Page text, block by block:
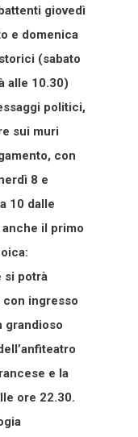
giovedì
e domenica
(sabato
alle 10.30)
politici,
sui muri
con
8 e
10 dalle
anche il primo
si potrà
con ingresso
grandioso
e la
ore 22.30.